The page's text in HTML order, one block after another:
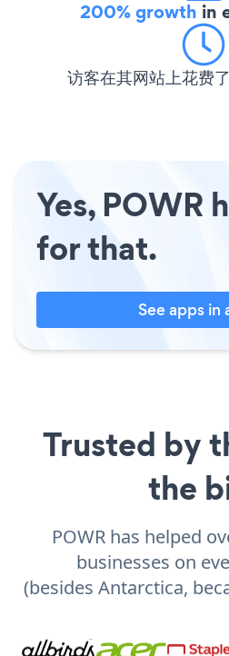
200% growth in
访客在其网站上花费了
Yes, POWR
for that.
See apps in
Trusted by
the
POWR has helped
businesses on
(besides Antarctica,